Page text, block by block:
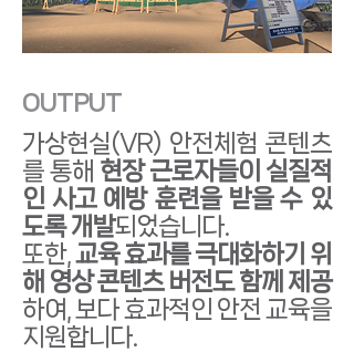
OUTPUT
가상현실(VR) 안전체험 콘텐츠
를 통해 현장 근로자들이 실질적
인 사고 예방 훈련을 받을 수 있
도록 개발되었습니다.
또한,교육 효과를 극대화하기 위
해 영상 콘텐츠 버전도 함께 제공
하여, 보다 효과적인 안전 교육을
지원합니다.